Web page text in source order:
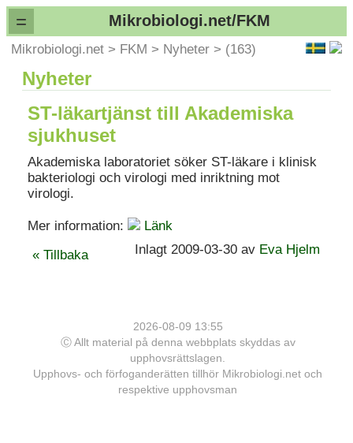
= Mikrobiologi.net/FKM
Mikrobiologi.net > FKM > Nyheter > (163)
Nyheter
ST-läkartjänst till Akademiska
sjukhuset
Akademiska laboratoriet söker ST-läkare i klinisk
bakteriologi och virologi med inriktning mot
virologi.
Mer information:
Länk
« Tillbaka
Inlagt 2009-03-30 av Eva Hjelm
2026-08-09 13:55
Ⓒ Allt material på denna webbplats skyddas av
upphovsrättslagen.
Upphovs- och förfoganderätten tillhör Mikrobiologi.net och
respektive upphovsman